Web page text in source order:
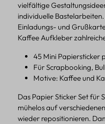
vielfältige
individuelle
Einladungs- und
Kaffee Aufkleber
45 Mini Papiersticker
Für Scrapbooking,
Motive: Kaffee und
Das Papier Sticker Set für
mühelos auf
wieder repositionieren.